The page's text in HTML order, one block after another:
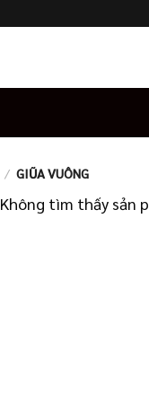
/ GIŨA VUÔNG
Không tìm thấy sản